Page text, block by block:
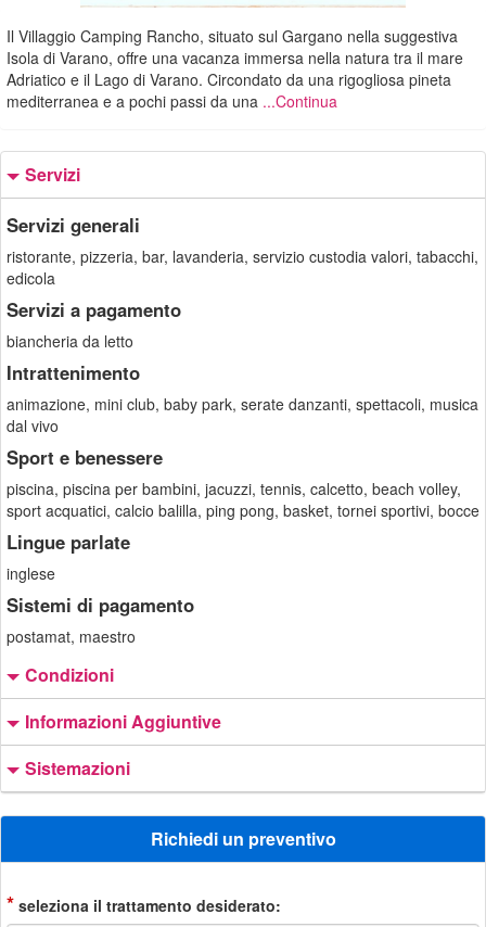
Il Villaggio Camping Rancho, situato sul Gargano nella suggestiva
Isola di Varano, offre una vacanza immersa nella natura tra il mare
Adriatico e il Lago di Varano. Circondato da una rigogliosa pineta
mediterranea e a pochi passi da una ...Continua
Servizi
Servizi generali
ristorante, pizzeria, bar, lavanderia, servizio custodia valori, tabacchi,
edicola
Servizi a pagamento
biancheria da letto
Intrattenimento
animazione, mini club, baby park, serate danzanti, spettacoli, musica
dal vivo
Sport e benessere
piscina, piscina per bambini, jacuzzi, tennis, calcetto, beach volley,
sport acquatici, calcio balilla, ping pong, basket, tornei sportivi, bocce
Lingue parlate
inglese
Sistemi di pagamento
postamat, maestro
Condizioni
Informazioni Aggiuntive
Sistemazioni
Richiedi un preventivo
* seleziona il trattamento desiderato: